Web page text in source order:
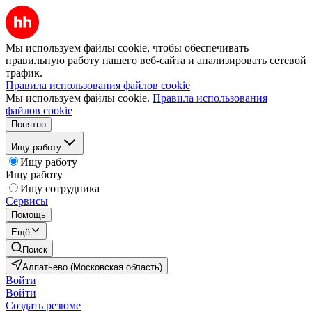
Мы используем файлы cookie, чтобы обеспечивать
правильную работу нашего веб-сайта и анализировать сетевой
трафик.
Правила использования файлов cookie
Мы используем файлы cookie. Правила использования
файлов cookie
Понятно
Ищу работу
Ищу работу
Ищу работу
Ищу сотрудника
Сервисы
Помощь
Ещё
Поиск
Алпатьево (Московская область)
Войти
Войти
Создать резюме